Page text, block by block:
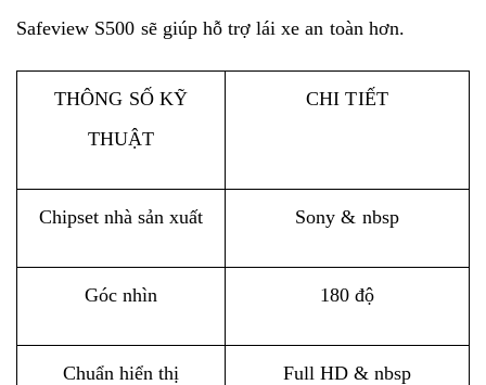
Safeview S500 sẽ giúp hỗ trợ lái xe an toàn hơn.
THÔNG SỐ KỸ
THUẬT
CHI TIẾT
Chipset nhà sản xuất Sony & nbsp
Góc nhìn 180 độ
Chuẩn hiển thị Full HD & nbsp